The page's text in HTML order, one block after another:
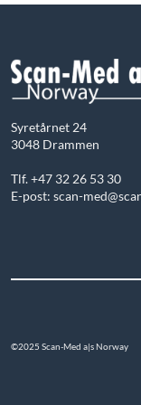
Syretårnet 24
3048 Drammen
Tlf. +47 32 26 53 30
E-post: scan-
©2025 Scan-Med a|s Norway